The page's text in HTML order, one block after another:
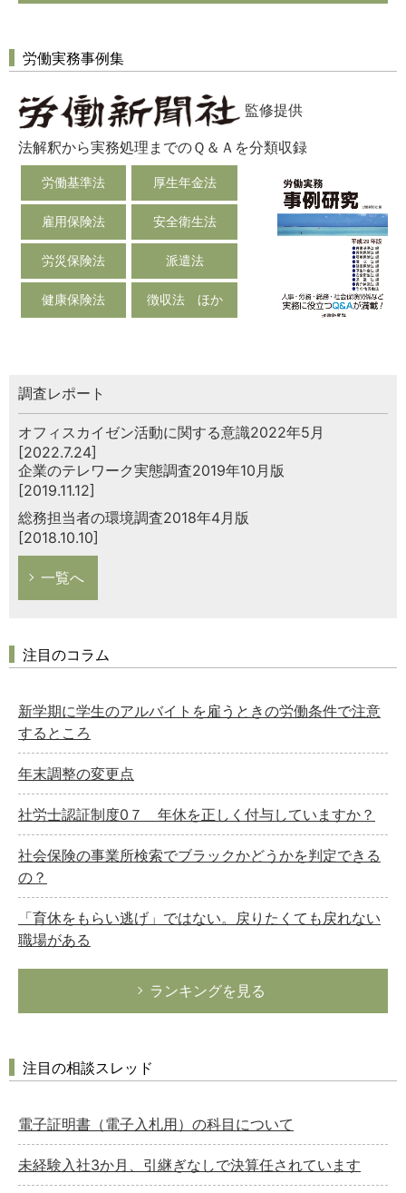
労働実務事例集
監修提供
法解釈から実務処理までのＱ＆Ａを分類収録
労働基準法 厚生年金法
雇用保険法 安全衛生法
労災保険法 派遣法
健康保険法 徴収法 ほか
調査レポート
オフィスカイゼン活動に関する意識2022年5月
[2022.7.24]
企業のテレワーク実態調査2019年10月版
[2019.11.12]
総務担当者の環境調査2018年4月版
[2018.10.10]
一覧へ
注目のコラム
新学期に学生のアルバイトを雇うときの労働条件で注意
するところ
年末調整の変更点
社労士認証制度0７ 年休を正しく付与していますか？
社会保険の事業所検索でブラックかどうかを判定できる
の？
「育休をもらい逃げ」ではない。戻りたくても戻れない
職場がある
ランキングを見る
注目の相談スレッド
電子証明書（電子入札用）の科目について
未経験入社3か月、引継ぎなしで決算任されています